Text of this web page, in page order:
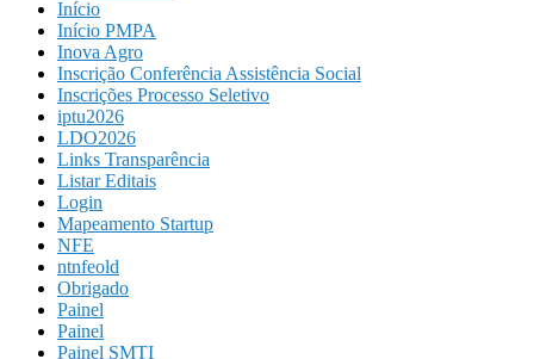
Início
Início PMPA
Inova Agro
Inscrição Conferência Assistência Social
Inscrições Processo Seletivo
iptu2026
LDO2026
Links Transparência
Listar Editais
Login
Mapeamento Startup
NFE
ntnfeold
Obrigado
Painel
Painel
Painel SMTI